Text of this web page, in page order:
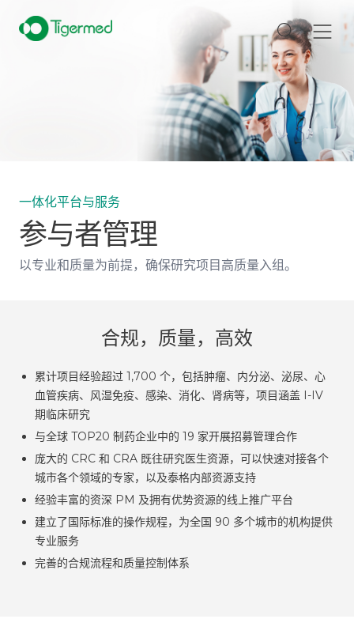
一体化平台与服务
参与者管理
以专业和质量为前提，确保研究项目高质量入组。
合规，质量，高效
累计项目经验超过 1,700 个，包括肿瘤、内分泌、泌尿、心
血管疾病、风湿免疫、感染、消化、肾病等，项目涵盖 I-IV
期临床研究
与全球 TOP20 制药企业中的 19 家开展招募管理合作
庞大的 CRC 和 CRA 既往研究医生资源，可以快速对接各个
城市各个领域的专家，以及泰格内部资源支持
经验丰富的资深 PM 及拥有优势资源的线上推广平台
建立了国际标准的操作规程，为全国 90 多个城市的机构提供
专业服务
完善的合规流程和质量控制体系